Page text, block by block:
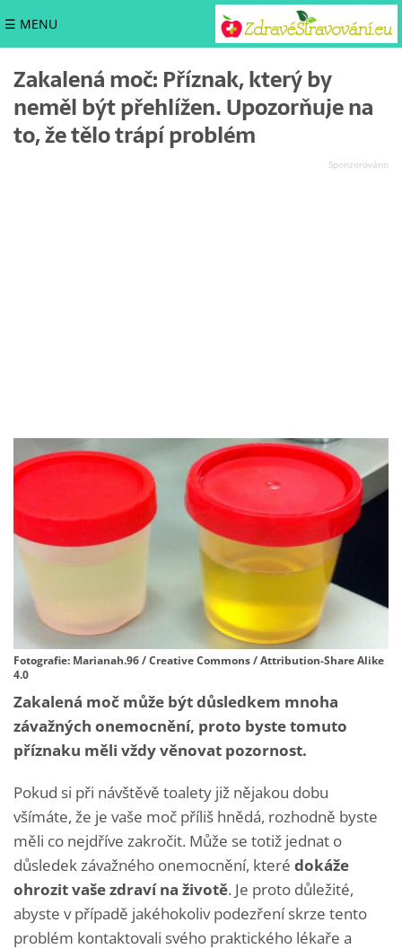
☰ MENU
Zakalená moč: Příznak, který by
neměl být přehlížen. Upozorňuje na
to, že tělo trápí problém
Fotografie: Marianah.96 / Creative Commons / Attribution-Share Alike
4.0
Zakalená moč může být důsledkem mnoha
závažných onemocnění, proto byste tomuto
příznaku měli vždy věnovat pozornost.
Pokud si při návštěvě toalety již nějakou dobu
všímáte, že je vaše moč příliš hnědá, rozhodně byste
měli co nejdříve zakročit. Může se totiž jednat o
důsledek závažného onemocnění, které dokáže
ohrozit vaše zdraví na životě. Je proto důležité,
abyste v případě jakéhokoliv podezření skrze tento
problém kontaktovali svého praktického lékaře a